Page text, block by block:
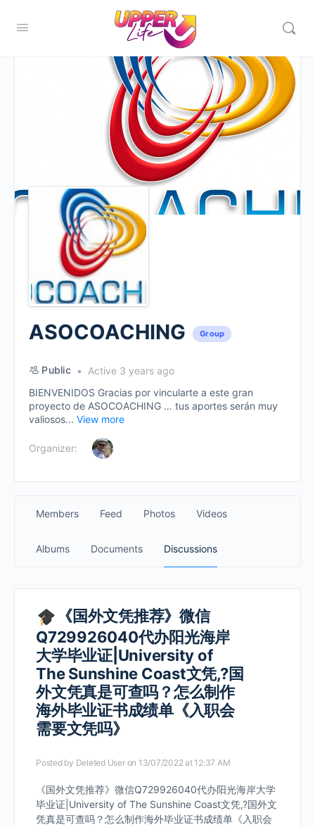
ASOCOACHING Group
Public
Active 3 years ago
BIENVENIDOS Gracias por vincularte a este gran
proyecto de ASOCOACHING … tus aportes serán muy
valiosos... View more
Organizer:
Members Feed Photos Videos
Albums Documents Discussions
《国外文凭推荐》微信
Q729926040代办阳光海岸
大学毕业证|University of
The Sunshine Coast文凭,?国
外文凭真是可查吗？怎么制作
海外毕业证书成绩单《入职会
需要文凭吗》
Posted by Deleted User on 13/07/2022 at 12:37 AM
《国外文凭推荐》微信Q729926040代办阳光海岸大学
毕业证|University of The Sunshine Coast文凭,?国外文
凭真是可查吗？怎么制作海外毕业证书成绩单《入职会